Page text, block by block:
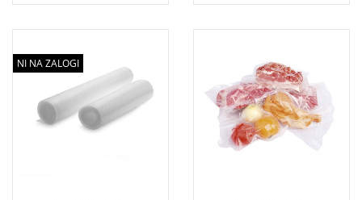
NI NA ZALOGI